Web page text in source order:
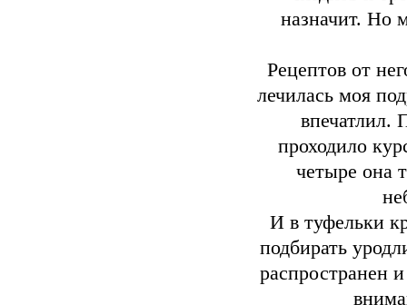
назначит. Но
Рецептов от
лечилась моя
впечатлил.
проходило
четыре она
И в туфельки
подбирать
распространен